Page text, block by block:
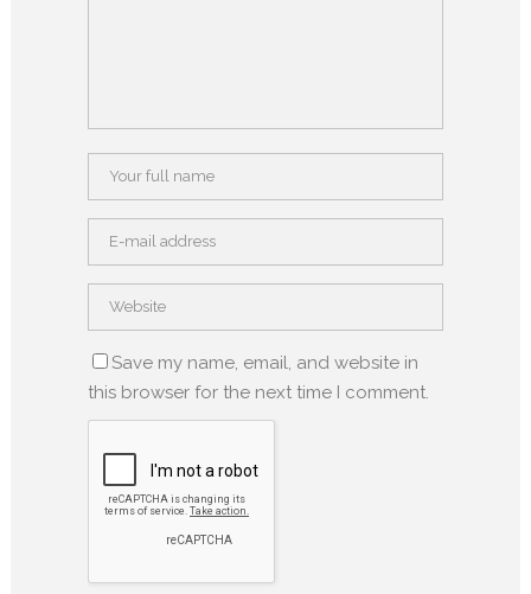
Save my name, email, and website in
this browser for the next time I comment.